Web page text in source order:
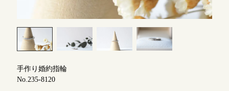
よくあるご質問
アフターケア・保証
手作り婚約指輪
No.235-8120
表参道店 来店ご予約
吉祥寺店